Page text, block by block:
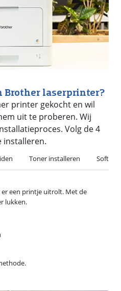
Brother laserprinter?
printer gekocht en wil
uit te proberen. Wij
Volg de 4
installeren.
Toner installeren
een printje uitrolt. Met de
lukken.